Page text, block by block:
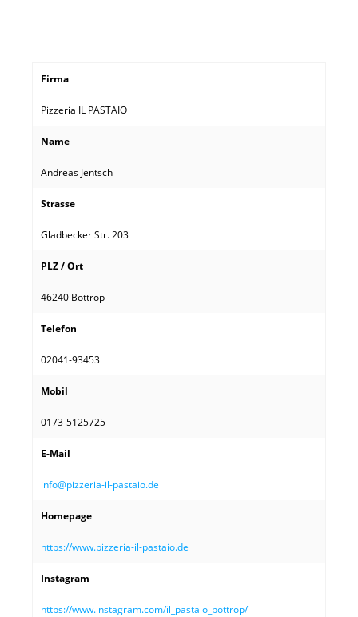
Firma
Pizzeria IL PASTAIO
Name
Andreas Jentsch
Strasse
Gladbecker Str. 203
PLZ / Ort
46240 Bottrop
Telefon
02041-93453
Mobil
0173-5125725
E-Mail
info@pizzeria-il-pastaio.de
Homepage
https://www.pizzeria-il-pastaio.de
Instagram
https://www.instagram.com/il_pastaio_bottrop/